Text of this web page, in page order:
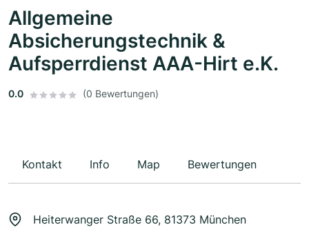
Allgemeine
Absicherungstechnik &
Aufsperrdienst AAA-Hirt e.K.
0.0 (0 Bewertungen)
Kontakt Info Map Bewertungen
Heiterwanger Straße 66, 81373 München